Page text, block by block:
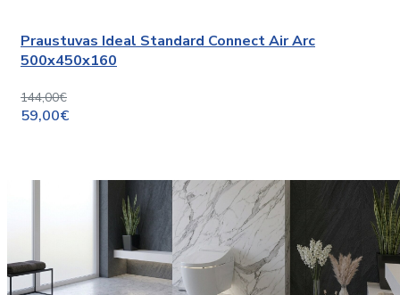
Praustuvas Ideal Standard Connect Air Arc
500x450x160
144,00€
59,00€